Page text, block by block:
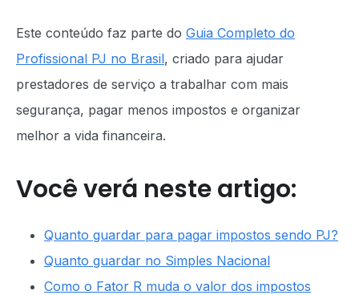
Este conteúdo faz parte do Guia Completo do
Profissional PJ no Brasil, criado para ajudar
prestadores de serviço a trabalhar com mais
segurança, pagar menos impostos e organizar
melhor a vida financeira.
Você verá neste artigo:
Quanto guardar para pagar impostos sendo PJ?
Quanto guardar no Simples Nacional
Como o Fator R muda o valor dos impostos